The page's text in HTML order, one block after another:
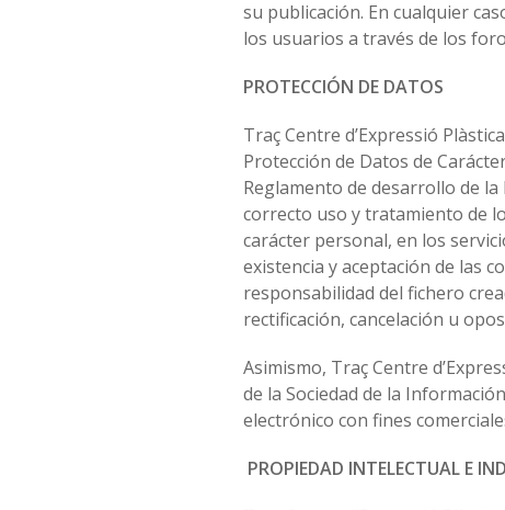
su publicación. En cualquier
los usuarios a través de los
PROTECCIÓN DE DATOS
Traç Centre d’Expressió
Protección de Datos de
Reglamento de desarrollo de
correcto uso y tratamiento de
carácter personal, en los
existencia y aceptación de las
responsabilidad del fichero
rectificación, cancelación u
Asimismo, Traç Centre
de la Sociedad de la
electrónico con fines
PROPIEDAD INTELECTUAL E